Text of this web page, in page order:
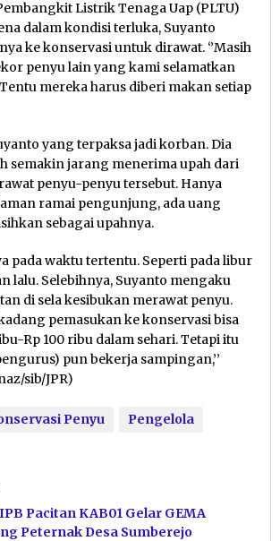
Listrik Tenaga Uap (PLTU)
dalam kondisi terluka, Suyanto
ke konservasi untuk dirawat. ‘’Masih
penyu lain yang kami selamatkan
mereka harus diberi makan setiap
yang terpaksa jadi korban. Dia
semakin jarang menerima upah dari
penyu-penyu tersebut. Hanya
ramai pengunjung, ada uang
sebagai upahnya.
pada waktu tertentu. Seperti pada libur
lalu. Selebihnya, Suyanto mengaku
di sela kesibukan merawat penyu.
kadang pemasukan ke konservasi bisa
Rp 100 ribu dalam sehari. Tetapi itu
pun bekerja sampingan,’’
sib/JPR)
Penyu
Pengelola
Pacitan KAB01 Gelar GEMA
Peternak Desa Sumberejo